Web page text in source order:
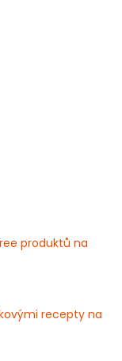
produktů na
recepty na